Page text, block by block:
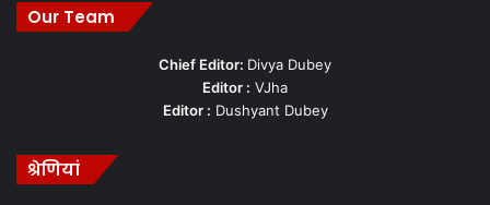
Our Team
Chief Editor: Divya Dubey
Editor : VJha
Editor : Dushyant Dubey
श्रेणियां